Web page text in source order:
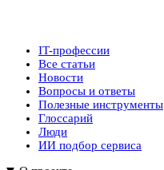
IT-профессии
Все статьи
Новости
Вопросы и ответы
Полезные инструменты
Глоссарий
Люди
ИИ подбор сервиса